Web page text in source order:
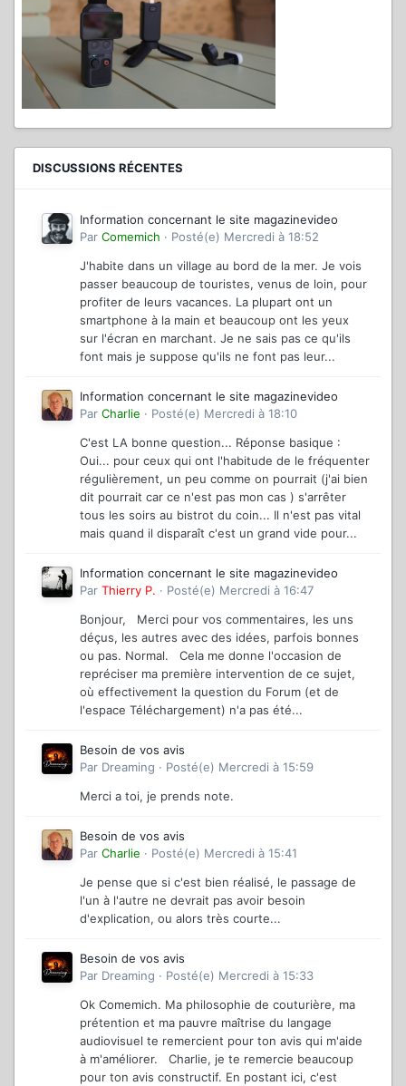
DISCUSSIONS RÉCENTES
Information concernant le site magazinevideo
Par Comemich · Posté(e) Mercredi à 18:52
J'habite dans un village au bord de la mer. Je vois
passer beaucoup de touristes, venus de loin, pour
profiter de leurs vacances. La plupart ont un
smartphone à la main et beaucoup ont les yeux
sur l'écran en marchant. Je ne sais pas ce qu'ils
font mais je suppose qu'ils ne font pas leur...
Information concernant le site magazinevideo
Par Charlie · Posté(e) Mercredi à 18:10
C'est LA bonne question... Réponse basique :
Oui... pour ceux qui ont l'habitude de le fréquenter
régulièrement, un peu comme on pourrait (j'ai bien
dit pourrait car ce n'est pas mon cas ) s'arrêter
tous les soirs au bistrot du coin... Il n'est pas vital
mais quand il disparaît c'est un grand vide pour...
Information concernant le site magazinevideo
Par Thierry P. · Posté(e) Mercredi à 16:47
Bonjour, Merci pour vos commentaires, les uns
déçus, les autres avec des idées, parfois bonnes
ou pas. Normal. Cela me donne l'occasion de
repréciser ma première intervention de ce sujet,
où effectivement la question du Forum (et de
l'espace Téléchargement) n'a pas été...
Besoin de vos avis
Par Dreaming · Posté(e) Mercredi à 15:59
Merci a toi, je prends note.
Besoin de vos avis
Par Charlie · Posté(e) Mercredi à 15:41
Je pense que si c'est bien réalisé, le passage de
l'un à l'autre ne devrait pas avoir besoin
d'explication, ou alors très courte...
Besoin de vos avis
Par Dreaming · Posté(e) Mercredi à 15:33
Ok Comemich. Ma philosophie de couturière, ma
prétention et ma pauvre maîtrise du langage
audiovisuel te remercient pour ton avis qui m'aide
à m'améliorer. Charlie, je te remercie beaucoup
pour ton avis constructif. En postant ici, c'est